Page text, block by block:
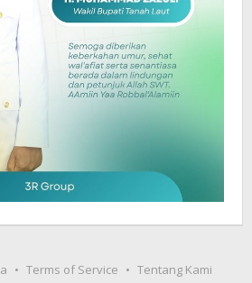
Terms of Service Tentang Kami